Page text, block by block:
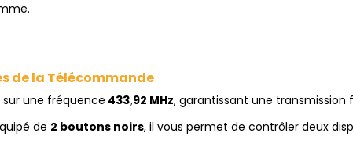
de la Télécommande
une fréquence 433,92 MHz, garantissant une transmission
de 2 boutons noirs, il vous permet de contrôler deux